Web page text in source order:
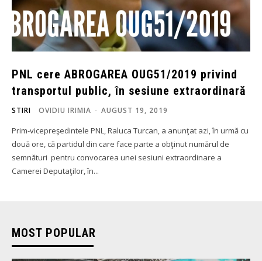
PNL cere ABROGAREA OUG51/2019 privind
transportul public, în sesiune extraordinară
STIRI OVIDIU IRIMIA - AUGUST 19, 2019
Prim-vicepreşedintele PNL, Raluca Turcan, a anunţat azi, în urmă cu
două ore, că partidul din care face parte a obţinut numărul de
semnături pentru convocarea unei sesiuni extraordinare a
Camerei Deputaţilor, în...
MOST POPULAR